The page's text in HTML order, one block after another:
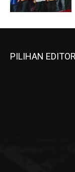
PILIHAN EDITOR